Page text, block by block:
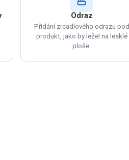
Odraz
Přidání zrcadlového odrazu pod
produkt, jako by ležel na lesklé
ploše.